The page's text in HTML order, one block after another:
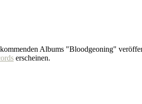
Albums "Bloodgeoning"
erscheinen.